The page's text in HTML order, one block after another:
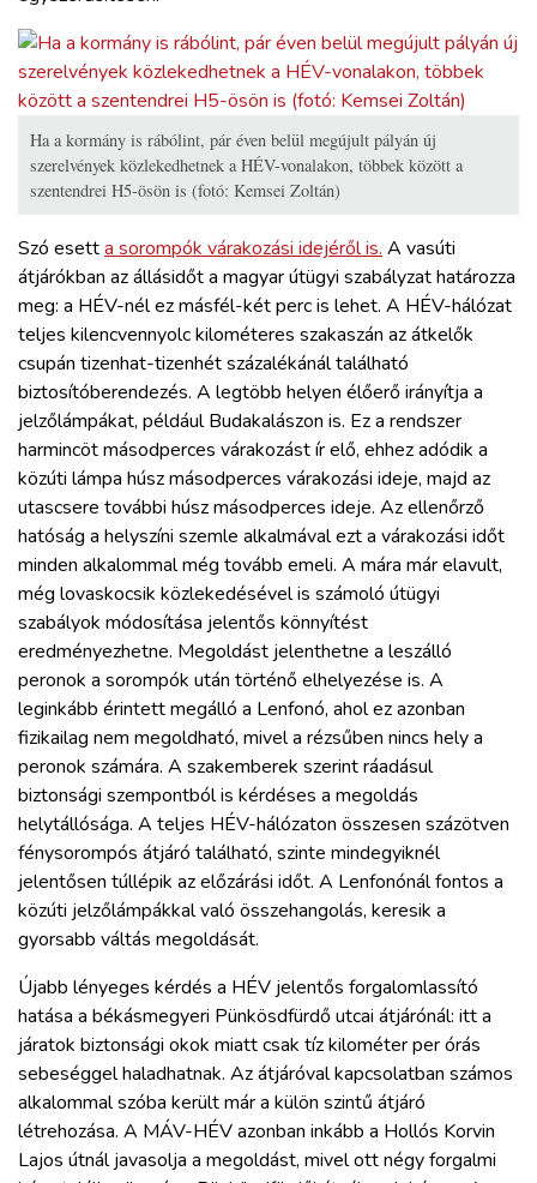
Ha a kormány is rábólint, pár éven belül megújult pályán új
szerelvények közlekedhetnek a HÉV-vonalakon, többek között a
szentendrei H5-ösön is (fotó: Kemsei Zoltán)
Szó esetta sorompók várakozási idejéről is. A vasúti
átjárókban az állásidőt a magyar útügyi szabályzat határozza
meg: a HÉV-nél ez másfél-két perc is lehet. A HÉV-hálózat
teljes kilencvennyolc kilométeres szakaszán az átkelők
csupán tizenhat-tizenhét százalékánál található
biztosítóberendezés. A legtöbb helyen élőerő irányítja a
jelzőlámpákat, például Budakalászon is. Ez a rendszer
harmincöt másodperces várakozást ír elő, ehhez adódik a
közúti lámpa húsz másodperces várakozási ideje, majd az
utascsere további húsz másodperces ideje. Az ellenőrző
hatóság a helyszíni szemle alkalmával ezt a várakozási időt
minden alkalommal még tovább emeli. A mára már elavult,
még lovaskocsik közlekedésével is számoló útügyi
szabályok módosítása jelentős könnyítést
eredményezhetne. Megoldást jelenthetne a leszálló
peronok a sorompók után történő elhelyezése is. A
leginkább érintett megálló a Lenfonó, ahol ez azonban
fizikailag nem megoldható, mivel a rézsűben nincs hely a
peronok számára. A szakemberek szerint ráadásul
biztonsági szempontból is kérdéses a megoldás
helytállósága. A teljes HÉV-hálózaton összesen százötven
fénysorompós átjáró található, szinte mindegyiknél
jelentősen túllépik az előzárási időt. A Lenfonónál fontos a
közúti jelzőlámpákkal való összehangolás, keresik a
gyorsabb váltás megoldását.
Újabb lényeges kérdés a HÉV jelentős forgalomlassító
hatása a békásmegyeri Pünkösdfürdő utcai átjárónál: itt a
járatok biztonsági okok miatt csak tíz kilométer per órás
sebeséggel haladhatnak. Az átjáróval kapcsolatban számos
alkalommal szóba került már a külön szintű átjáró
létrehozása. A MÁV-HÉV azonban inkább a Hollós Korvin
Lajos útnál javasolja a megoldást, mivel ott négy forgalmi